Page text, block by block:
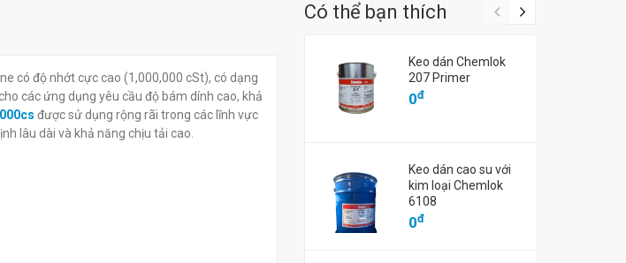
có độ nhớt cực cao (1,000,000 cSt), có dạng
các ứng dụng yêu cầu độ bám dính cao, khả
được sử dụng rộng rãi trong các lĩnh vực
lâu dài và khả năng chịu tải cao.
Có thể bạn thích
Keo dán Chemlok
207 Primer
0đ
Keo dán cao su với
kim loại Chemlok
6108
0đ